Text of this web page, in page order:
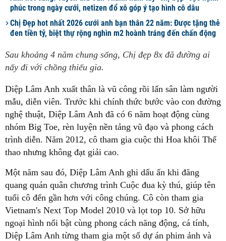
phúc trong ngày cưới, netizen đổ xô góp ý tạo hình cô dâu
Chị Đẹp hot nhất 2026 cưới anh bạn thân 22 năm: Được tặng thẻ
đen tiền tỷ, biệt thự rộng nghìn m2 hoành tráng đến chấn động
Sau khoảng 4 năm chung sống, Chị đẹp 8x đã đường ai
nấy đi với chồng thiếu gia.
Diệp Lâm Anh xuất thân là vũ công rồi lấn sân làm người
mẫu, diễn viên. Trước khi chính thức bước vào con đường
nghệ thuật, Diệp Lâm Anh đã có 6 năm hoạt động cùng
nhóm Big Toe, rèn luyện nền tảng vũ đạo và phong cách
trình diễn. Năm 2012, cô tham gia cuộc thi Hoa khôi Thể
thao nhưng không đạt giải cao.
Một năm sau đó, Diệp Lâm Anh ghi dấu ấn khi đăng
quang quán quân chương trình Cuộc đua kỳ thú, giúp tên
tuổi cô đến gần hơn với công chúng. Cô còn tham gia
Vietnam's Next Top Model 2010 và lọt top 10. Sở hữu
ngoại hình nổi bật cùng phong cách năng động, cá tính,
Diệp Lâm Anh từng tham gia một số dự án phim ảnh và